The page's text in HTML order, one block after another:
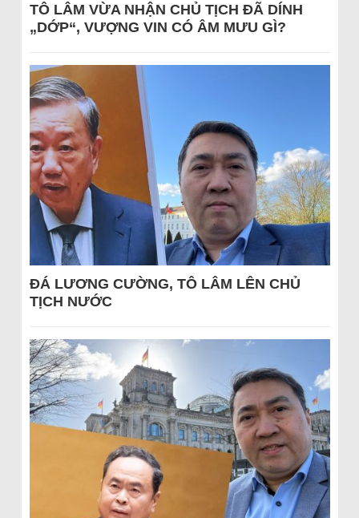
TÔ LÂM VỪA NHẬN CHỦ TỊCH ĐÃ DÍNH
„DỚP“, VƯỢNG VIN CÓ ÂM MƯU GÌ?
ĐÁ LƯƠNG CƯỜNG, TÔ LÂM LÊN CHỦ
TỊCH NƯỚC